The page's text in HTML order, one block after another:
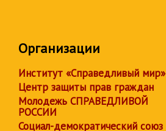
Организации
Институт «Справедливый мир»
Центр защиты прав граждан
Молодежь СПРАВЕДЛИВОЙ
РОССИИ
Социал-демократический союз